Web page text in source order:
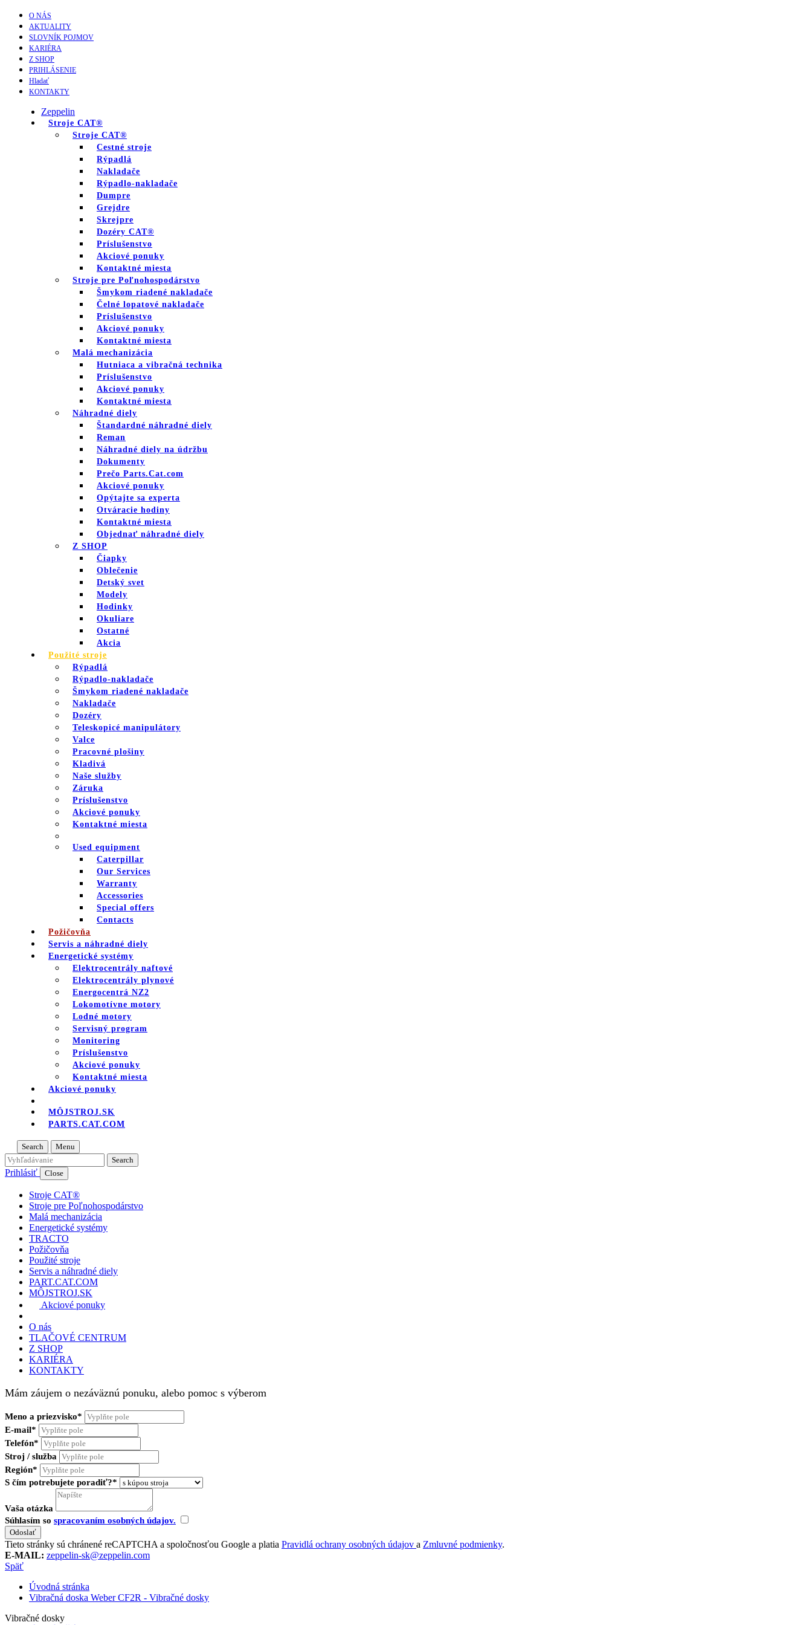
O NÁS
AKTUALITY
SLOVNÍK POJMOV
KARIÉRA
Z SHOP
PRIHLÁSENIE
Hladať
KONTAKTY
Zeppelin
Stroje CAT®
Stroje CAT®
Cestné stroje
Rýpadlá
Nakladače
Rýpadlo-nakladače
Dumpre
Grejdre
Skrejpre
Dozéry CAT®
Príslušenstvo
Akciové ponuky
Kontaktné miesta
Stroje pre Poľnohospodárstvo
Šmykom riadené nakladače
Čelné lopatové nakladače
Príslušenstvo
Akciové ponuky
Kontaktné miesta
Malá mechanizácia
Hutniaca a vibračná technika
Príslušenstvo
Akciové ponuky
Kontaktné miesta
Náhradné diely
Štandardné náhradné diely
Reman
Náhradné diely na údržbu
Dokumenty
Prečo Parts.Cat.com
Akciové ponuky
Opýtajte sa experta
Otváracie hodiny
Kontaktné miesta
Objednať náhradné diely
Z SHOP
Čiapky
Oblečenie
Detský svet
Modely
Hodinky
Okuliare
Ostatné
Akcia
Použité stroje
Rýpadlá
Rýpadlo-nakladače
Šmykom riadené nakladače
Nakladače
Dozéry
Teleskopicé manipulátory
Valce
Pracovné plošiny
Kladivá
Naše služby
Záruka
Príslušenstvo
Akciové ponuky
Kontaktné miesta
Used equipment
Caterpillar
Our Services
Warranty
Accessories
Special offers
Contacts
Požičovňa
Servis a náhradné diely
Energetické systémy
Elektrocentrály naftové
Elektrocentrály plynové
Energocentrá NZ2
Lokomotívne motory
Lodné motory
Servisný program
Monitoring
Príslušenstvo
Akciové ponuky
Kontaktné miesta
Akciové ponuky
MÔJSTROJ.SK
PARTS.CAT.COM
Search Menu
Prihlásiť Close
Stroje CAT®
Stroje pre Poľnohospodárstvo
Malá mechanizácia
Energetické systémy
TRACTO
Požičovňa
Použité stroje
Servis a náhradné diely
PART.CAT.COM
MÔJSTROJ.SK
Akciové ponuky
O nás
TLAČOVÉ CENTRUM
Z SHOP
KARIÉRA
KONTAKTY
Mám záujem o nezáväznú ponuku, alebo pomoc s výberom
Meno a priezvisko*
E-mail*
Telefón*
Stroj / služba
Región*
S čím potrebujete poradiť?*
Vaša otázka
Súhlasím so spracovaním osobných údajov.
Tieto stránky sú chránené reCAPTCHA a spoločnosťou Google a platia Pravidlá ochrany osobných údajov a Zmluvné podmienky.
E-MAIL: zeppelin-sk@zeppelin.com
Späť
Úvodná stránka
Vibračná doska Weber CF2R - Vibračné dosky
Vibračné dosky